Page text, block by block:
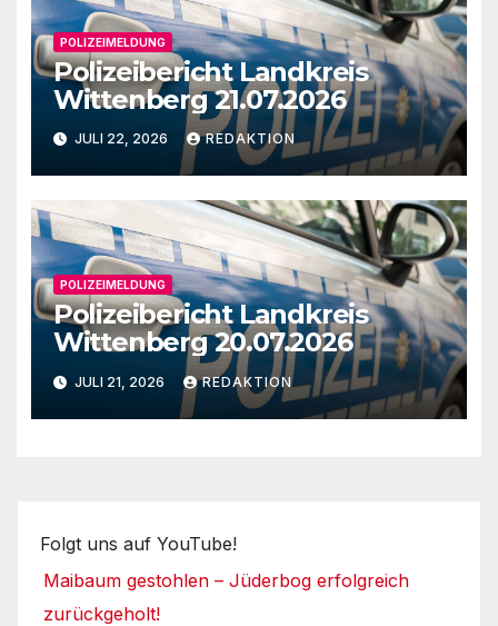
POLIZEIMELDUNG
Polizeibericht Landkreis
Wittenberg 21.07.2026
JULI 22, 2026 REDAKTION
POLIZEIMELDUNG
Polizeibericht Landkreis
Wittenberg 20.07.2026
JULI 21, 2026 REDAKTION
Folgt uns auf YouTube!
Maibaum gestohlen – Jüderbog erfolgreich
zurückgeholt!